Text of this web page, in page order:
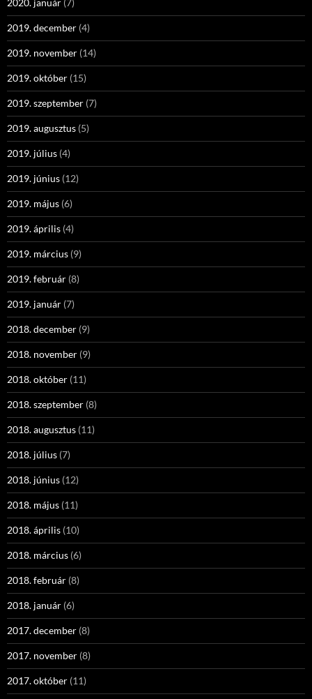
2020. január (7)
2019. december (4)
2019. november (14)
2019. október (15)
2019. szeptember (7)
2019. augusztus (5)
2019. július (4)
2019. június (12)
2019. május (6)
2019. április (4)
2019. március (9)
2019. február (8)
2019. január (7)
2018. december (9)
2018. november (9)
2018. október (11)
2018. szeptember (8)
2018. augusztus (11)
2018. július (7)
2018. június (12)
2018. május (11)
2018. április (10)
2018. március (6)
2018. február (8)
2018. január (6)
2017. december (8)
2017. november (8)
2017. október (11)